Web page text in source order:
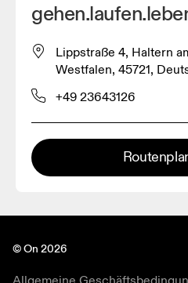
Lippstraße 4, Haltern
Westfalen, 45721,
+49 23643126
© On 2026